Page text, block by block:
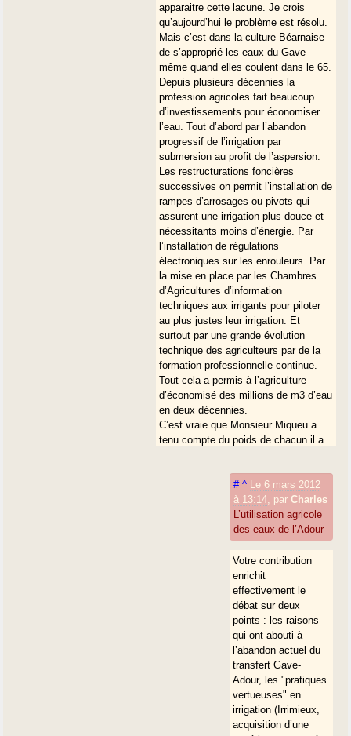
apparaitre cette lacune. Je crois
qu’aujourd’hui le problème est résolu.
Mais c’est dans la culture Béarnaise
de s’approprié les eaux du Gave
même quand elles coulent dans le 65.
Depuis plusieurs décennies la
profession agricoles fait beaucoup
d’investissements pour économiser
l’eau. Tout d’abord par l’abandon
progressif de l’irrigation par
submersion au profit de l’aspersion.
Les restructurations foncières
successives on permit l’installation de
rampes d’arrosages ou pivots qui
assurent une irrigation plus douce et
nécessitants moins d’énergie. Par
l’installation de régulations
électroniques sur les enrouleurs. Par
la mise en place par les Chambres
d’Agricultures d’information
techniques aux irrigants pour piloter
au plus justes leur irrigation. Et
surtout par une grande évolution
technique des agriculteurs par de la
formation professionnelle continue.
Tout cela a permis à l’agriculture
d’économisé des millions de m3 d’eau
en deux décennies.
C’est vraie que Monsieur Miqueu a
tenu compte du poids de chacun il a
pour le 65. Il a même « donné » aux
autres départements l’aménagement
du Lac Bleu réalisé et financé un
siècle avant par le CG 65. En bon
homme politique il partage facilement
ce qui lui ne lui appartient pas. En
bon professionnel de la représentation
il est resté 30 ans dont 10 comme
Président de l’Institution Adour et il
n’a apporté aucun M3 d’eau
directement aux irrigants du 65, alors
vous savez l’exemplarité du
personnage est très surfaite.
Mr Miqueu donne souvent des leçons
de vertu aux autres mais sa vertu ne
l’empêche pas de demander aux CG
65 une subvention, heureusement
# ^
Le 6 mars 2012
à 13:14 parCharles
L’utilisation agricole
des eaux de l’Adour
Votre contribution
enrichit
effectivement le
débat sur deux
points : les raisons
qui ont abouti à
l’abandon actuel du
transfert Gave-
Adour, les "pratiques
vertueuses" en
irrigation (Irrimieux,
acquisition d’une